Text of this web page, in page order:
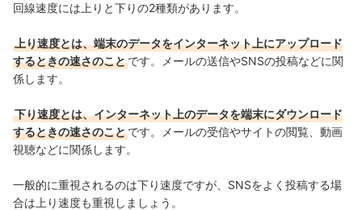
回線速度には上りと下りの2種類があります。
上り速度とは、端末のデータをインターネット上にアップロード
するときの速さのことです。メールの送信やSNSの投稿などに関
係します。
下り速度とは、インターネット上のデータを端末にダウンロード
するときの速さのことです。メールの受信やサイトの閲覧、動画
視聴などに関係します。
一般的に重視されるのは下り速度ですが、SNSをよく投稿する場
合は上り速度も重視しましょう。